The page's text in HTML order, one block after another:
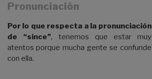
Pronunciación
Por lo que respecta a la pronunciación
de “since”, tenemos que estar muy
atentos porque mucha gente se confunde
con ella.